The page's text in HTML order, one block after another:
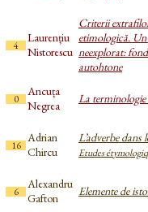
4
Laurențiu
Nistorescu
Criterii
etimologică.
neexplorat:
autohtone
0
Ancuța
Negrea
La terminologie
16
Adrian
Chircu
L’adverbe dans
Etudes
6
Alexandru
Gafton
Elemente de